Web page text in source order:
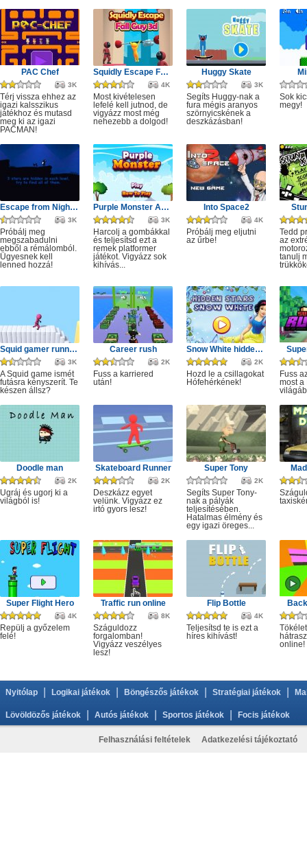
PAC Chef
3K
Térj vissza ehhez az
igazi kalsszikus
játékhoz és mutasd
meg ki az igazi
PACMAN!
Squidly Escape Fall Guy 3D
4K
Most kivételesen
lefelé kell jutnod, de
vigyázz most még
nehezebb a dolgod!
Huggy Skate
3K
Segíts Huggy-nak a
fura mégis aranyos
szörnyicskének a
deszkázásban!
Sok
megy!
Escape from Nightmare
3K
Próbálj meg
megszabadulni
ebből a rémálomból.
Ügyesnek kell
lenned hozzá!
Purple Monster Adventure
3K
Harcolj a gombákkal
és teljesítsd ezt a
remek platformer
játékot. Vigyázz sok
kihívás...
Into Space2
4K
Próbálj meg eljutni
az űrbe!
Tedd
az
tanulj
Squid gamer runner obstacle
3K
A Squid game ismét
futásra kényszerít. Te
készen állsz?
Career rush
2K
Fuss a karriered
után!
Snow White hidden stars
2K
Hozd le a csillagokat
Hófehérkének!
Fuss
most a
Doodle man
2K
Ugráj és ugorj ki a
világból is!
Skateboard Runner
2K
Deszkázz egyet
velünk. Vigyázz ez
irtó gyors lesz!
Super Tony
2K
Segíts Super Tony-
nak a pályák
teljesítésében.
Hatalmas élmény és
egy igazi öreges...
Super Flight Hero
4K
Repülj a győzelem
felé!
Traffic run online
8K
Száguldozz
forgalomban!
Vigyázz veszélyes
lesz!
Flip Bottle
4K
Teljesítsd te is ezt a
híres kihívást!
online!
Nyitólap Logikai játékok Böngészős játékok Stratégiai játékok
Lövöldözős játékok Autós játékok Sportos játékok Focis játékok
Felhasználási feltételek Adatkezelési tájékoztató